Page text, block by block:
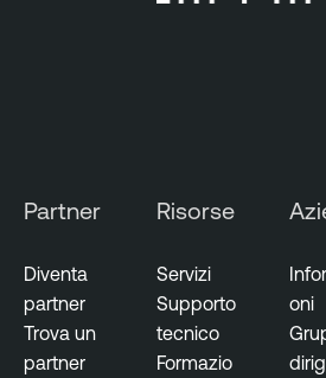
Partner
Diventa
partner
Trova un
partner
Risorse
Servizi
Supporto
tecnico
Formazio
oni